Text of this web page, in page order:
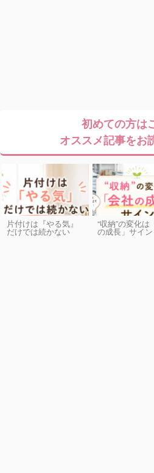
初めての方は
オススメ記事をお
片付けは『やる気』
だけでは続かない
“収納”の変化は
の成長」サイン